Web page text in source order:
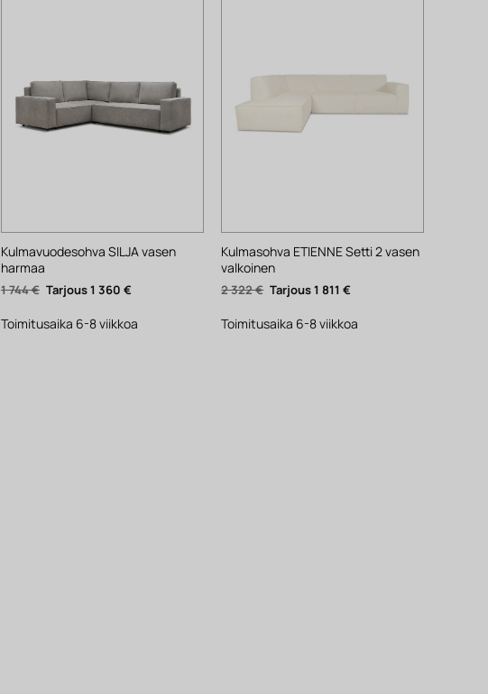
Kulmavuodesohva SILJA vasen
harmaa
1 744€ Alkuperäinen
hinta
1
744 €.
1 360 €Nykyinen
hinta
1
360 €.
Toimitusaika 6-8 viikkoa
Kulmasohva ETIENNE Setti 2 vasen
valkoinen
2 322€ Alkuperäinen
hinta
2
322 €.
1 811€
1
811 €.
Toimitusaika 6-8 viikkoa